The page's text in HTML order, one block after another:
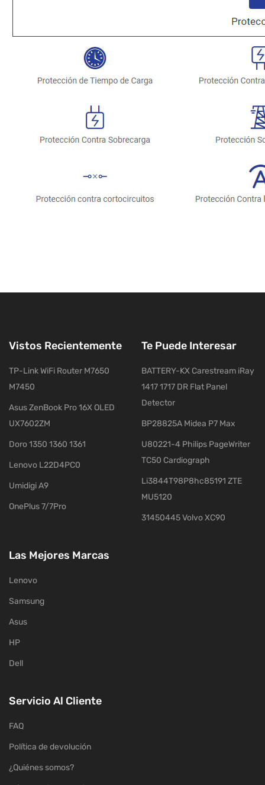
Vistos Recientemente
TP-Link WiFi Router M7650
M7450
Asus ZenBook Pro 16X OLED
UX7602ZM
Doro 1350 1360 1361
Lenovo L22D4PC0
Umidigi A9
OnePlus 7/7Pro
Te Puede Interesar
BATTERY-KX Carestream iRay
1417 1717 DR Flat Panel
Detector
BP28825A Midea P7 Max
U80221-4 Philips PageWriter
TC50 Cardiograph
Li3844T98P8hc85191 ZTE
MU5120
31450445 Volvo XC90
Las Mejores Marcas
Lenovo
Samsung
Asus
HP
Dell
Servicio Al Cliente
FAQ
Política de devolución
¿Quiénes somos?